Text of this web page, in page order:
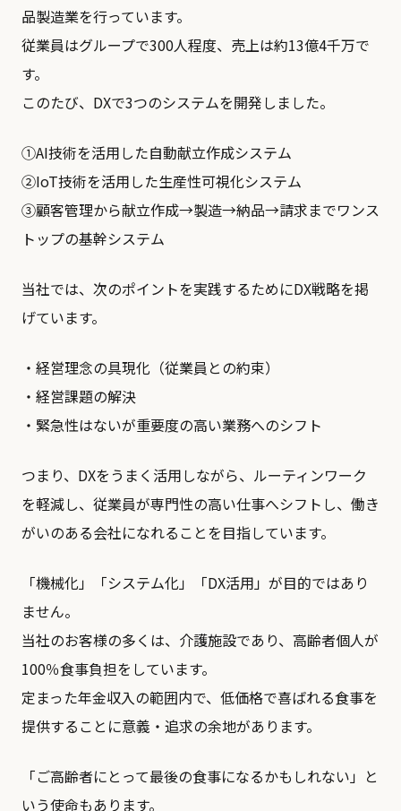
品製造業を行っています。
従業員はグループで300人程度、売上は約13億4千万で
す。
このたび、DXで3つのシステムを開発しました。
①AI技術を活用した自動献立作成システム
②IoT技術を活用した生産性可視化システム
③顧客管理から献立作成→製造→納品→請求までワンス
トップの基幹システム
当社では、次のポイントを実践するためにDX戦略を掲
げています。
・経営理念の具現化（従業員との約束）
・経営課題の解決
・緊急性はないが重要度の高い業務へのシフト
つまり、DXをうまく活用しながら、ルーティンワーク
を軽減し、従業員が専門性の高い仕事へシフトし、働き
がいのある会社になれることを目指しています。
「機械化」「システム化」「DX活用」が目的ではあり
ません。
当社のお客様の多くは、介護施設であり、高齢者個人が
100％食事負担をしています。
定まった年金収入の範囲内で、低価格で喜ばれる食事を
提供することに意義・追求の余地があります。
「ご高齢者にとって最後の食事になるかもしれない」と
いう使命もあります。